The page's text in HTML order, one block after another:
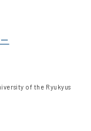
of the Ryukyus